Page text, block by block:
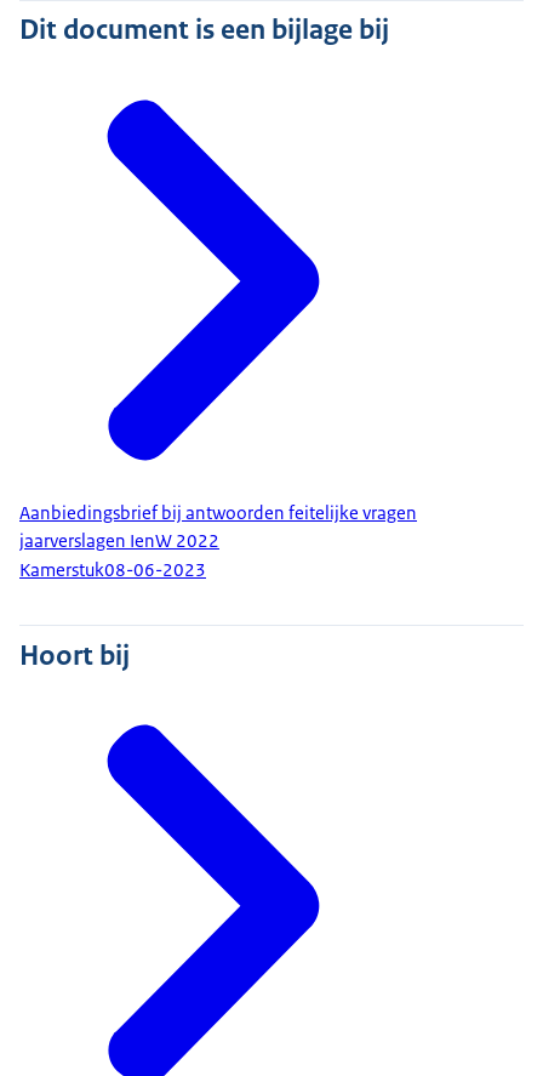
Dit document is een bijlage bij
Aanbiedingsbrief bij antwoorden feitelijke vragen
jaarverslagen IenW 2022
Kamerstuk08-06-2023
Hoort bij